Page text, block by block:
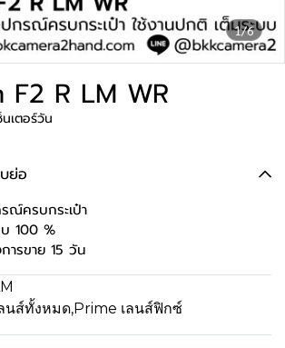
1/6
F2 R LM WR
เตอร์วัน
ย่อ
ณ์ครบกระเป๋า
100 %
ารขาย 15 วัน
นส์ทั้งหมด,Prime เลนส์ฟิกซ์